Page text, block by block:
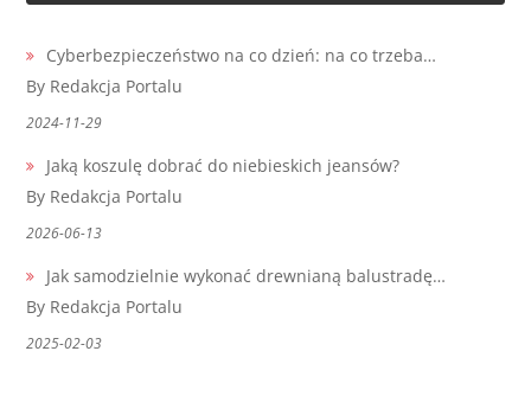
Cyberbezpieczeństwo na co dzień: na co trzeba…
By Redakcja Portalu
2024-11-29
Jaką koszulę dobrać do niebieskich jeansów?
By Redakcja Portalu
2026-06-13
Jak samodzielnie wykonać drewnianą balustradę…
By Redakcja Portalu
2025-02-03